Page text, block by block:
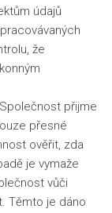
údajů
že
Společnost přijme
přesné
ověřit, zda
je vymaže
vůči
Těmto je dáno